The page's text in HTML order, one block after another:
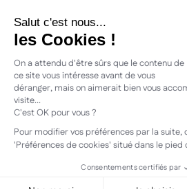
2026 Beedeez. Tous droits réservés.
Mentions légales
Beedeez, c’est une start-up fondée en
d’apprentissage : Morgan, Rémi,
vision simple : faciliter l'apprentissage